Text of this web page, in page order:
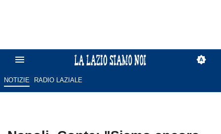
NOTIZIE RADIO LAZIALE